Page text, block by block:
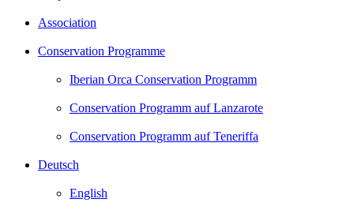
Association
Conservation Programme
Iberian Orca Conservation Programm
Conservation Programm auf Lanzarote
Conservation Programm auf Teneriffa
Deutsch
English